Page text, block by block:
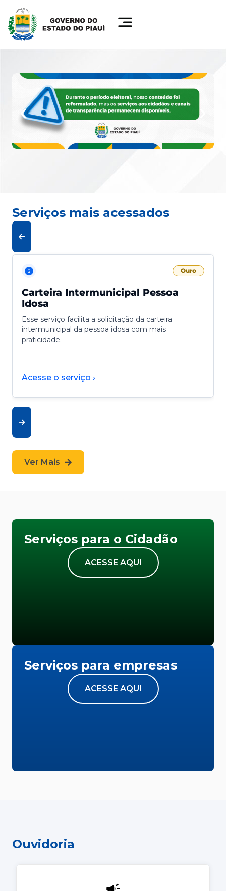
Serviços mais acessados
Ouro
Carteira Intermunicipal Pessoa
Idosa
Esse serviço facilita a solicitação da carteira
intermunicipal da pessoa idosa com mais
praticidade.
Acesse o serviço ›
Ver Mais
Serviços para o Cidadão
ACESSE AQUI
Serviços para empresas
ACESSE AQUI
Ouvidoria